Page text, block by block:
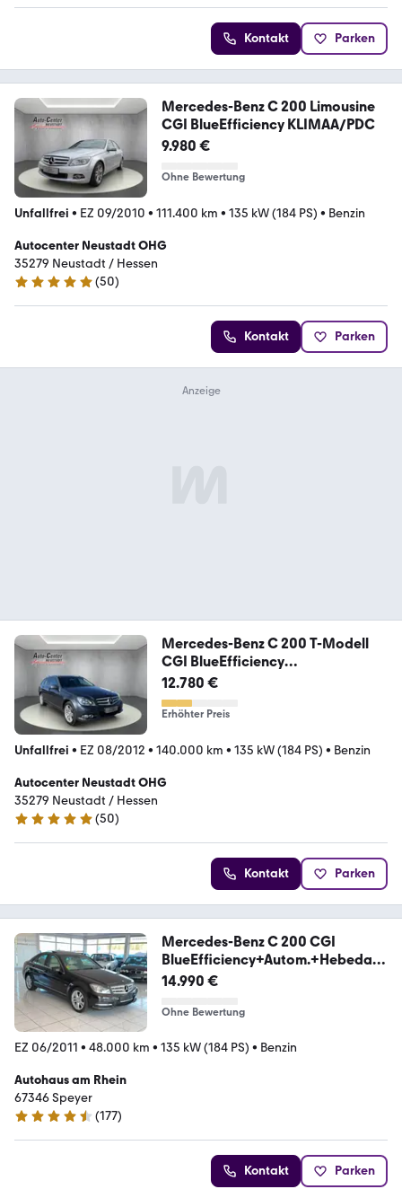
Kontakt Parken
Mercedes-Benz C 200 Limousine
CGI BlueEfficiency KLIMAA/PDC
9.980 €
Ohne Bewertung
Unfallfrei • EZ 09/2010 • 111.400 km • 135 kW (184 PS) • Benzin
Autocenter Neustadt OHG
35279 Neustadt / Hessen
4.9 Sterne
(50)
Kontakt Parken
Mercedes-Benz C 200 T-Modell
CGI BlueEfficiency
AHK/PDC/NAVI
12.780 €
Erhöhter Preis
Unfallfrei • EZ 08/2012 • 140.000 km • 135 kW (184 PS) • Benzin
Autocenter Neustadt OHG
35279 Neustadt / Hessen
4.9 Sterne
(50)
Kontakt Parken
Mercedes-Benz C 200 CGI
BlueEfficiency+Autom.+Hebedac
h+1.Hand
14.990 €
Ohne Bewertung
EZ 06/2011 • 48.000 km • 135 kW (184 PS) • Benzin
Autohaus am Rhein
67346 Speyer
4.5 Sterne
(177)
Kontakt Parken